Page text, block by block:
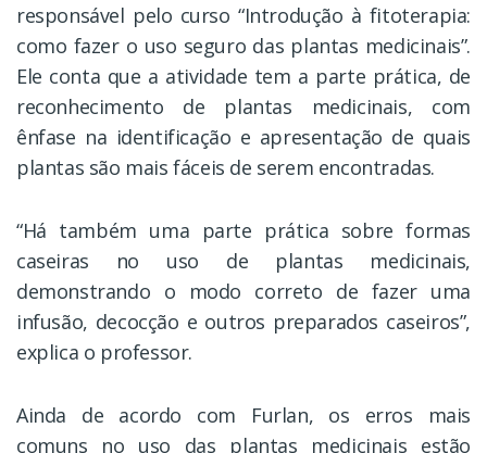
responsável pelo curso “Introdução à fitoterapia:
como fazer o uso seguro das plantas medicinais”.
Ele conta que a atividade tem a parte prática, de
reconhecimento de plantas medicinais, com
ênfase na identificação e apresentação de quais
plantas são mais fáceis de serem encontradas.
“Há também uma parte prática sobre formas
caseiras no uso de plantas medicinais,
demonstrando o modo correto de fazer uma
infusão, decocção e outros preparados caseiros”,
explica o professor.
Ainda de acordo com Furlan, os erros mais
comuns no uso das plantas medicinais estão